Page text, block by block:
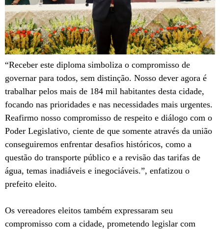
“Receber este diploma simboliza o compromisso de
governar para todos, sem distinção. Nosso dever agora é
trabalhar pelos mais de 184 mil habitantes desta cidade,
focando nas prioridades e nas necessidades mais urgentes.
Reafirmo nosso compromisso de respeito e diálogo com o
Poder Legislativo, ciente de que somente através da união
conseguiremos enfrentar desafios históricos, como a
questão do transporte público e a revisão das tarifas de
água, temas inadiáveis e inegociáveis.”, enfatizou o
prefeito eleito.
Os vereadores eleitos também expressaram seu
compromisso com a cidade, prometendo legislar com